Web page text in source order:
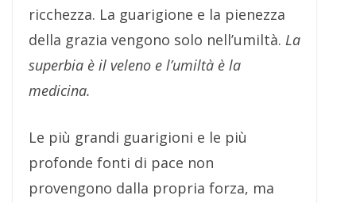
ricchezza. La guarigione e la pienezza
della grazia vengono solo nell’umiltà. La
superbia è il veleno e l’umiltà è la
medicina.
Le più grandi guarigioni e le più
profonde fonti di pace non
provengono dalla propria forza, ma